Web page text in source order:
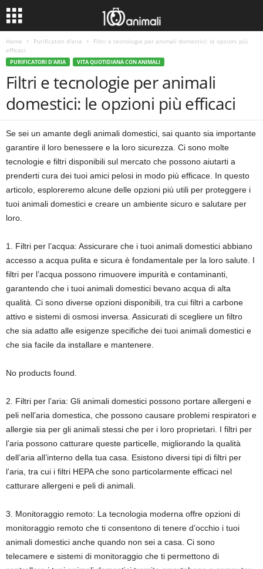
Home Purificatori d'aria
Filtri e tecnologie per animali domestici: le opzioni più
efficaci
PURIFICATORI D'ARIA VITA QUOTIDIANA CON ANIMALI
Filtri e tecnologie per animali
domestici: le opzioni più efficaci
Se sei un amante degli animali domestici, sai quanto sia importante
garantire il loro benessere e la loro sicurezza. Ci sono molte
tecnologie e filtri disponibili sul mercato che possono aiutarti a
prenderti cura dei tuoi amici pelosi in modo più efficace. In questo
articolo, esploreremo alcune delle opzioni più utili per proteggere i
tuoi animali domestici e creare un ambiente sicuro e salutare per
loro.
1. Filtri per l’acqua: Assicurare che i tuoi animali domestici abbiano
accesso a acqua pulita e sicura è fondamentale per la loro salute. I
filtri per l’acqua possono rimuovere impurità e contaminanti,
garantendo che i tuoi animali domestici bevano acqua di alta
qualità. Ci sono diverse opzioni disponibili, tra cui filtri a carbone
attivo e sistemi di osmosi inversa. Assicurati di scegliere un filtro
che sia adatto alle esigenze specifiche dei tuoi animali domestici e
che sia facile da installare e mantenere.
No products found.
2. Filtri per l’aria: Gli animali domestici possono portare allergeni e
peli nell’aria domestica, che possono causare problemi respiratori e
allergie sia per gli animali stessi che per i loro proprietari. I filtri per
l’aria possono catturare queste particelle, migliorando la qualità
dell’aria all’interno della tua casa. Esistono diversi tipi di filtri per
l’aria, tra cui i filtri HEPA che sono particolarmente efficaci nel
catturare allergeni e peli di animali.
3. Monitoraggio remoto: La tecnologia moderna offre opzioni di
monitoraggio remoto che ti consentono di tenere d’occhio i tuoi
animali domestici anche quando non sei a casa. Ci sono
telecamere e sistemi di monitoraggio che ti permettono di